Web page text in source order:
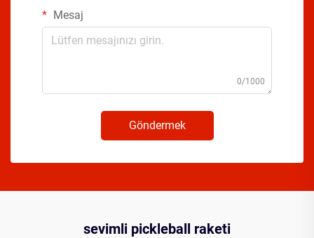
Mesaj
0/1000
Göndermek
sevimli pickleball raketi